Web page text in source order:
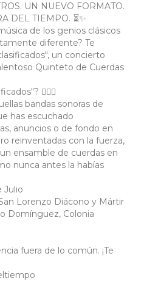
UN NUEVO FORMATO.
DEL TIEMPO. ⏳✨
de los genios clásicos
diferente? Te
un concierto
Quinteto de Cuerdas
🕵️‍♂️🎶
bandas sonoras de
has escuchado
anuncios o de fondo en
reinventadas con la fuerza,
ensamble de cuerdas en
nunca antes la habías
Julio
Lorenzo Diácono y Mártir
Domínguez, Colonia
fuera de lo común. ¡Te